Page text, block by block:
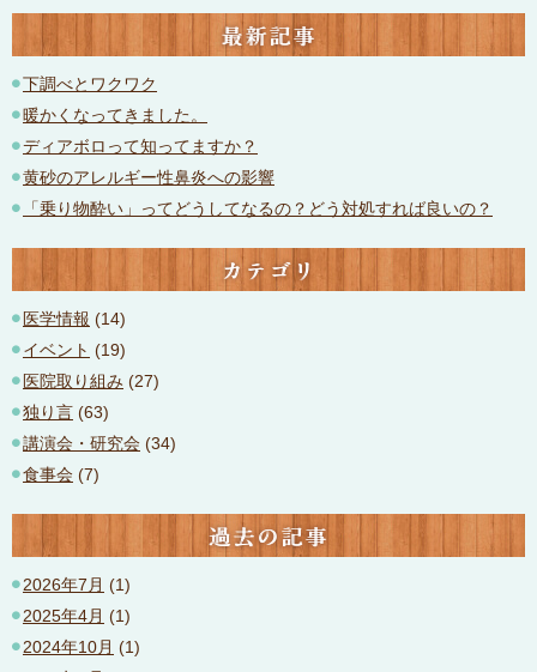
最新記事
下調べとワクワク
暖かくなってきました。
ディアボロって知ってますか？
黄砂のアレルギー性鼻炎への影響
「乗り物酔い」ってどうしてなるの？どう対処すれば良いの？
カテゴリ
医学情報 (14)
イベント (19)
医院取り組み (27)
独り言 (63)
講演会・研究会 (34)
食事会 (7)
過去の記事
2026年7月 (1)
2025年4月 (1)
2024年10月 (1)